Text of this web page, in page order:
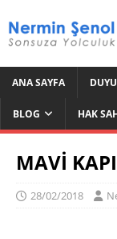
ANA SAYFA
BLOG HAK
MAVİ
28/02/2018